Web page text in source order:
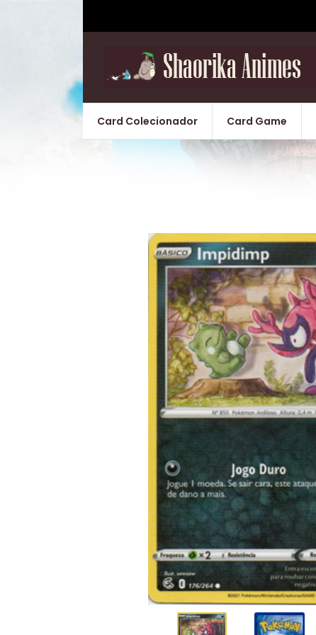
Card Colecionador Card Game